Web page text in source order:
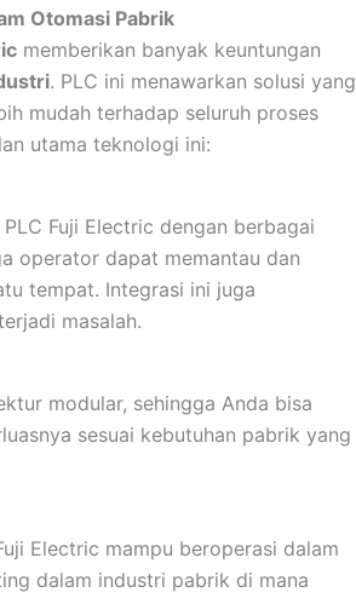
Otomasi Pabrik
memberikan banyak keuntungan
. PLC ini menawarkan solusi yang
mudah terhadap seluruh proses
utama teknologi ini:
Fuji Electric dengan berbagai
operator dapat memantau dan
tempat. Integrasi ini juga
masalah.
modular, sehingga Anda bisa
sesuai kebutuhan pabrik yang
Electric mampu beroperasi dalam
dalam industri pabrik di mana